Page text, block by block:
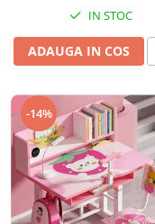
IN STOC
ADAUGA IN COS
-14%